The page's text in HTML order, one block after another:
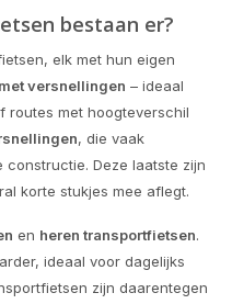
bestaan er?
elk met hun eigen
versnellingen – ideaal
routes met hoogteverschil
, die vaak
Deze laatste zijn
korte stukjes mee aflegt.
en heren transportfietsen.
ideaal voor dagelijks
zijn daarentegen